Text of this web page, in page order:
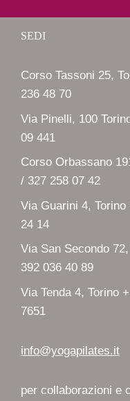
SEDI
Corso Tassoni 25,
236 48 70
Via Pinelli, 100
09 441
Corso Orbassano
/ 327 258 07 42
Via Guarini 4, Torino
24 14
Via San Secondo
392 036 40 89
Via Tenda 4, Torino
7651
info@yogapilates.it
per collaborazioni e